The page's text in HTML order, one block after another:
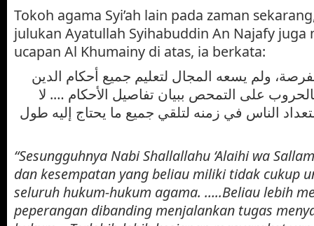
Tokoh agama Syi’ah lain pada zaman
julukan Ayatullah Syihabuddin An Najafy juga
ucapan Al Khumainy di atas, ia berkata:
ولم يسعه المجال لتعليم جميع أحكام الدين
على التمحص ببيان تفاصيل الأحكام …. لا
الناس في زمنه لتلقي جميع ما يحتاج إليه طول
“Sesungguhnya Nabi Shallallahu ‘Alaihi wa
dan kesempatan yang beliau miliki tidak cukup
seluruh hukum-hukum agama. …..Beliau lebih
peperangan dibanding menjalankan tugas